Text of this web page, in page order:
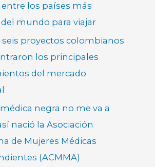
los países más
mundo para viajar
seis proyectos colombianos
los principales
del mercado
negra no me va a
nació la Asociación
de Mujeres Médicas
(ACMMA)